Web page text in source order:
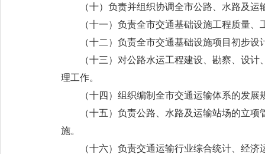
（十）负责并组织协调全市公路、水路及
（十一）负责全市交通基础设施工程质量
（十二）负责全市交通基础设施项目初步
（十三）对公路水运工程建设、勘察、设
理工作。
（十四）组织编制全市交通运输体系的发展
（十五）负责公路、水路及运输站场的立
施。
（十六）负责交通运输行业综合统计、经